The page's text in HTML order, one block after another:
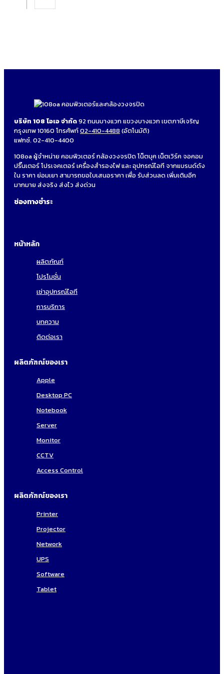
บริษัท 108 โอเอ จำกัด92 ถนนบางแวก แขวงบางแวก เขตภาษีเจริญ
กรุงเทพ 10160 โทรศัพท์02-410-4488 (อัตโนมัติ)
แฟกซ์. 02-410-4400
108oa ผู้จำหน่าย คอมพิวเตอร์ กล้องวงจรปิด โน็ตบุค เน็ตเวิร์ค จอคอม
ปริ๊นเตอร์ โปรเจคเตอร์ เครื่องสำรองไฟ และ อุปกรณ์ไอที จากแบรนด์ดัง
ใน ราคา ย่อมเยา สามารถขอใบเสนอราคา เพื่อ รับส่วนลด เพิ่มเติมอีก
มากมาย ส่งจริง ส่งไว ส่งด่วน
ช่องทางชำระ
หน้าหลัก
ผลิตภัณฑ์
โปรโมชั่น
เช่าอุปกรณ์ไอที
การบริการ
บทความ
ติดต่อเรา
ผลิตภัฑณ์ของเรา
Apple
Desktop PC
Notebook
Server
Monitor
CCTV
Access Control
ผลิตภัฑณ์ของเรา
Printer
Projector
Network
UPS
Software
Tablet